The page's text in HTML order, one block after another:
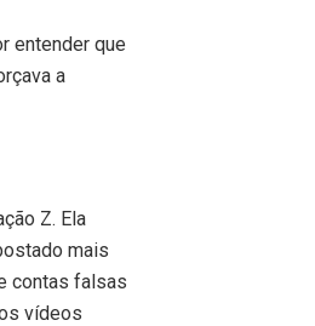
entender que
a
Z. Ela
mais
contas falsas
vídeos